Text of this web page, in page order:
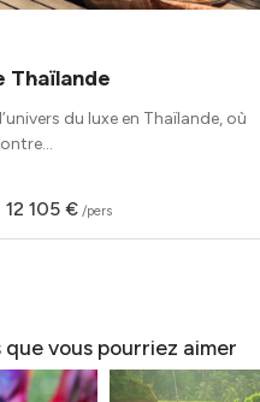
Thaïlande
du luxe en Thaïlande, où
12 105 € /pers
vous pourriez aimer